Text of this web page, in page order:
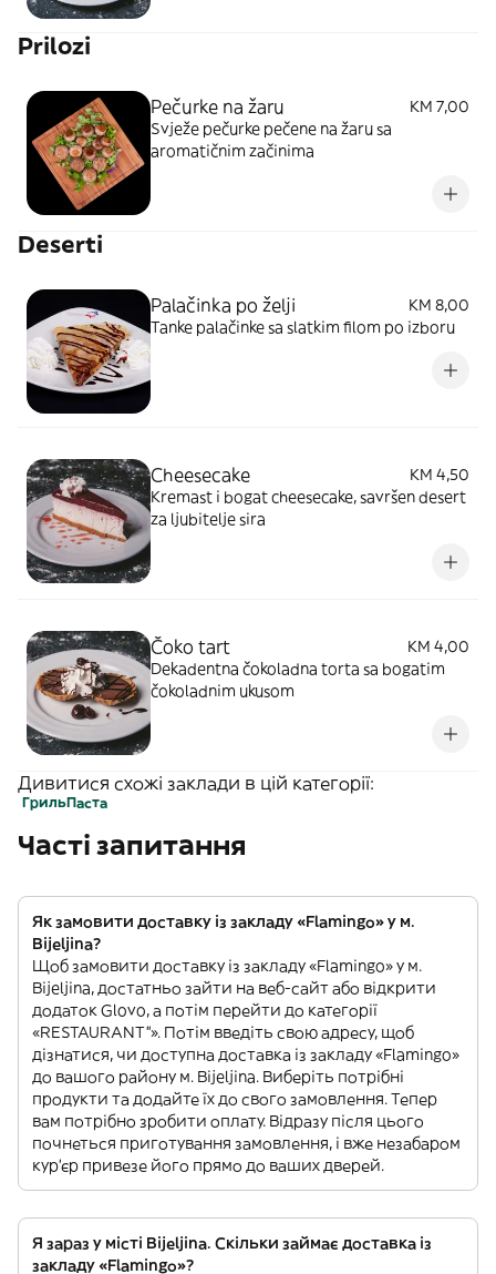
Prilozi
Pečurke na žaru
KM 7,00
Svježe pečurke pečene na žaru sa
aromatičnim začinima
Deserti
Palačinka po želji
KM 8,00
Tanke palačinke sa slatkim filom po izboru
Cheesecake
KM 4,50
Kremast i bogat cheesecake, savršen desert
za ljubitelje sira
Čoko tart
KM 4,00
Dekadentna čokoladna torta sa bogatim
čokoladnim ukusom
Дивитися схожі заклади в цій категорії:
ГрильПаста
Часті запитання
Як замовити доставку із закладу «Flamingo» у м.
Bijeljina?
Щоб замовити доставку із закладу «Flamingo» у м.
Bijeljina, достатньо зайти на веб-сайт або відкрити
додаток Glovo, а потім перейти до категорії
«RESTAURANT”». Потім введіть свою адресу, щоб
дізнатися, чи доступна доставка із закладу «Flamingo»
до вашого району м. Bijeljina. Виберіть потрібні
продукти та додайте їх до свого замовлення. Тепер
вам потрібно зробити оплату. Відразу після цього
почнеться приготування замовлення, і вже незабаром
кур'єр привезе його прямо до ваших дверей.
Я зараз у місті Bijeljina. Скільки займає доставка із
закладу «Flamingo»?